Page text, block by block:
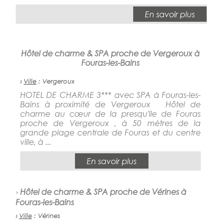
En savoir plus
Hôtel de charme & SPA proche de Vergeroux à
Fouras-les-Bains
› Ville : Vergeroux
HOTEL DE CHARME 3*** avec SPA à Fouras-les-
Bains à proximité de Vergeroux Hôtel de
charme au cœur de la presqu'ile de Fouras
proche de Vergeroux , à 50 mètres de la
grande plage centrale de Fouras et du centre
ville, à ...
En savoir plus
› Hôtel de charme & SPA proche de Vérines à
Fouras-les-Bains
› Ville: Vérines